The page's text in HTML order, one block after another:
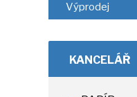
Výprodej
KANCELÁŘ